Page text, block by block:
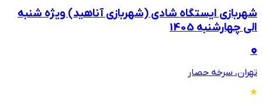
شهربازی ایستگاه شادی (شهربازی آناهید) ویژه شنبه
الی چهارشنبه 1405
تهران، سرخه حصار